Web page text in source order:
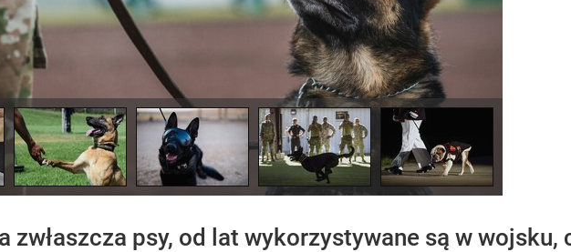
zwłaszcza psy, od lat wykorzystywane są w wojsku,